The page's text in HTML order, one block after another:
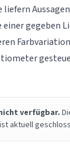
liefern
gegeben
verfügbar.
aktuell